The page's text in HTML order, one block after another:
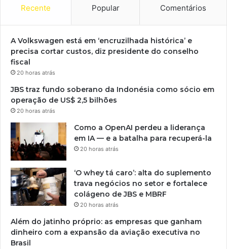
Recente Popular Comentários
A Volkswagen está em ‘encruzilhada histórica’ e
precisa cortar custos, diz presidente do conselho
fiscal
20 horas atrás
JBS traz fundo soberano da Indonésia como sócio em
operação de US$ 2,5 bilhões
20 horas atrás
Como a OpenAI perdeu a liderança
em IA — e a batalha para recuperá-la
20 horas atrás
‘O whey tá caro’: alta do suplemento
trava negócios no setor e fortalece
colágeno de JBS e MBRF
20 horas atrás
Além do jatinho próprio: as empresas que ganham
dinheiro com a expansão da aviação executiva no
Brasil